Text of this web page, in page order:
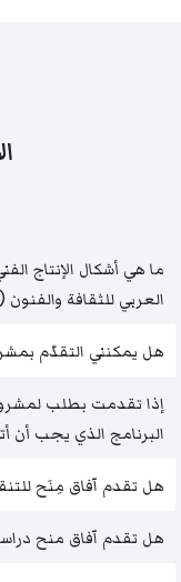
ما هي أشكال الإنتاج
العربي للثقافة والفنون
هل يمكنني التقدّم
إذا تقدمت بطلب
البرنامج الذي يجب أن
هل تقدم آفاق مِنَح
هل تقدم آفاق منح